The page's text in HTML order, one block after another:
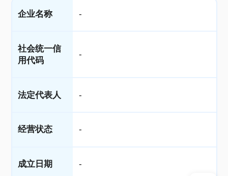
企业名称 -
社会统一信
用代码
-
法定代表人 -
经营状态 -
成立日期 -